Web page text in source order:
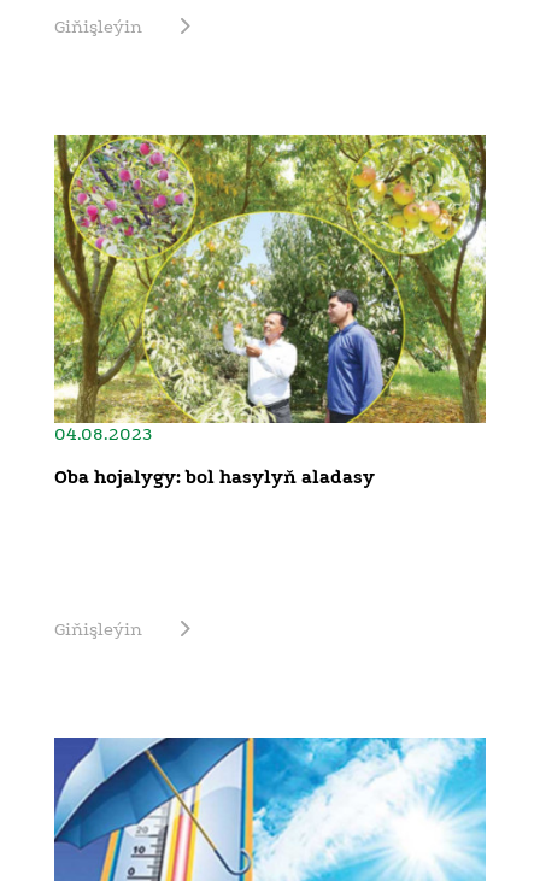
Giňişleýin
04.08.2023
Oba hojalygy: bol hasylyň aladasy
Giňişleýin